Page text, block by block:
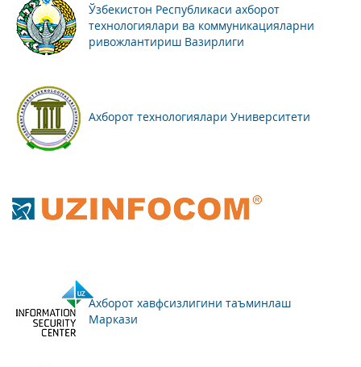
Ўзбекистон Республикаси ахборот
технологиялари ва коммуникацияларни
ривожлантириш Вазирлиги
Ахборот технологиялари Университети
Ахборот хавфсизлигини таъминлаш
Маркази